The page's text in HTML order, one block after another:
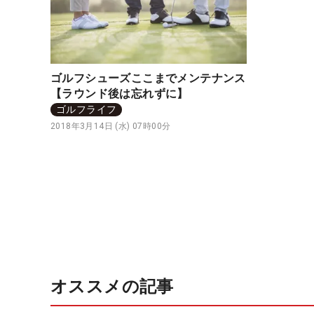
ゴルフシューズここまでメンテナンス
【ラウンド後は忘れずに】
ゴルフライフ
2018年3月14日 (水) 07時00分
オススメの記事